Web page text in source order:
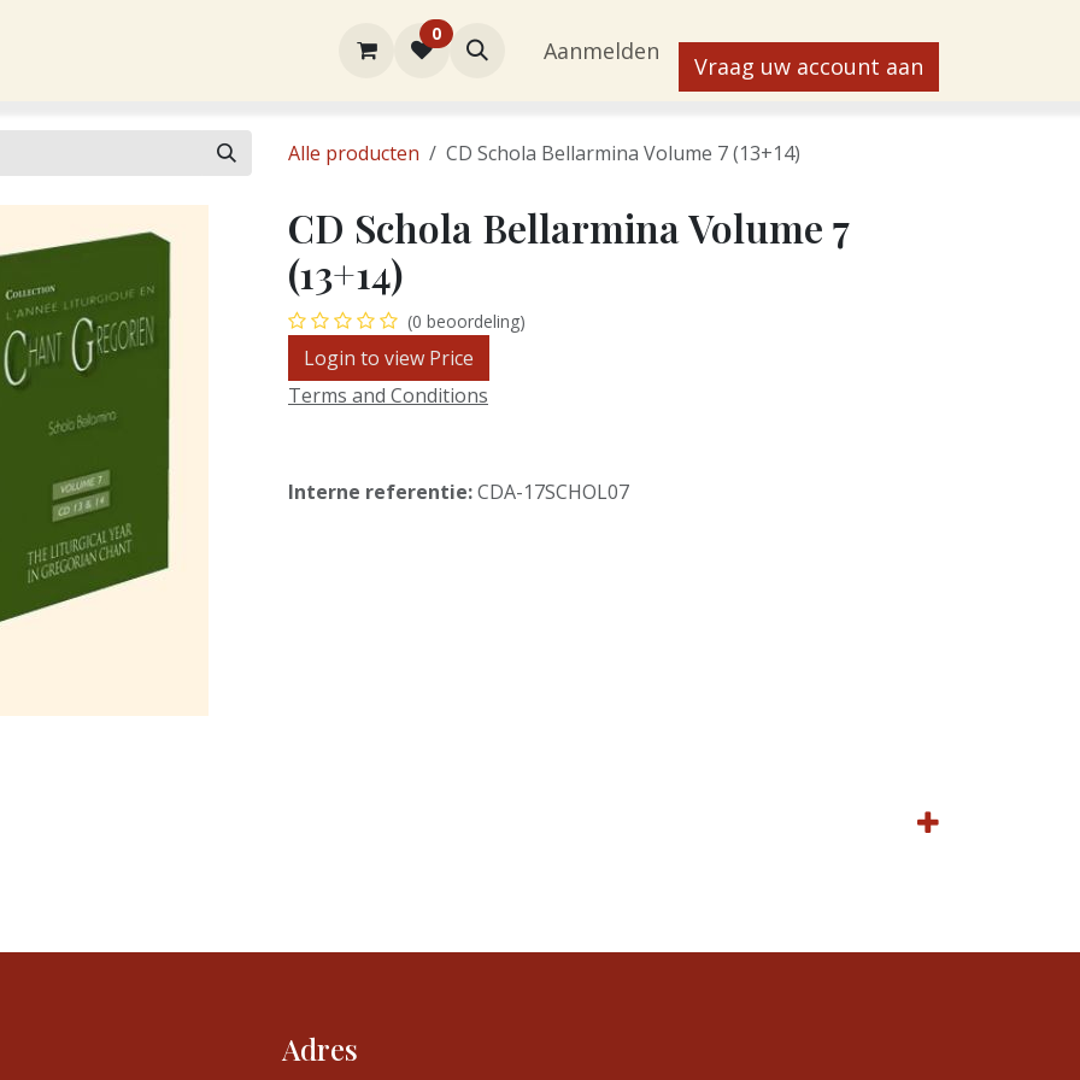
Contact
0
Aanmelden
Vraag uw account aan
Alle producten CD Schola Bellarmina Volume 7 (13+14)
CD Schola Bellarmina Volume 7
(13+14)
(0 beoordeling)
Login to view Price
Terms and Conditions
Interne referentie:CDA-17SCHOL07
Adres